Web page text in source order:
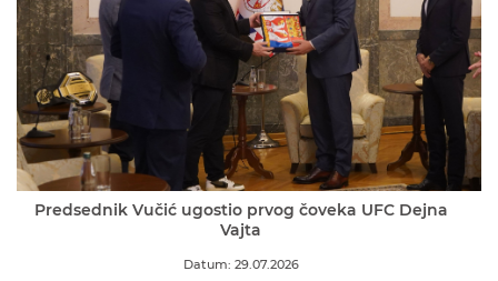
Predsednik Vučić ugostio prvog čoveka UFC Dejna
Vajta
Datum: 29.07.2026